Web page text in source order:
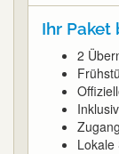
Ihr Paket
2
Lokale